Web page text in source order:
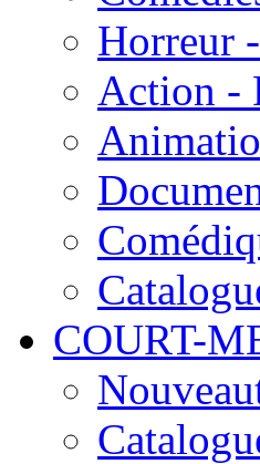
Horreur
Action -
COURT-